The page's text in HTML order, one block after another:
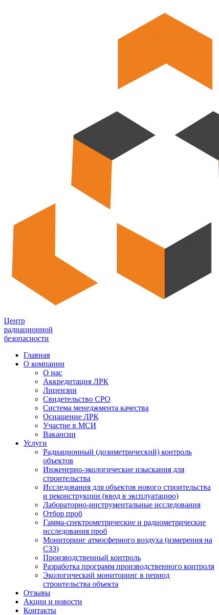
Центр
радиационной
безопасности
Главная
О компании
О нас
Аккредитация ЛРК
Лицензии
Свидетельство СРО
Система менеджмента качества
Оснащение ЛРК
Участие в МСИ
Вакансии
Услуги
Радиационный (дозиметрический) контроль
объектов
Инженерно-экологические изыскания для
строительства
Исследования для объектов нового строительства
и реконструкции (ввод в эксплуатацию)
Лабораторно-инструментальные исследования
Отбор проб
Гамма-спектрометрические и радиометрические
исследования проб
Мониторинг атмосферного воздуха (измерения на
СЗЗ)
Производственный контроль
Разработка программ производственного контроля
Экологический мониторинг в период
строительства объекта
Отзывы
Акции и новости
Контакты